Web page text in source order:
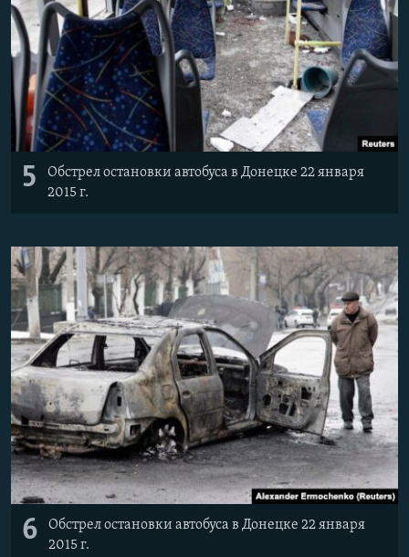
5
Обстрел остановки автобуса в Донецке 22 января
2015 г.
6
Обстрел остановки автобуса в Донецке 22 января
2015 г.